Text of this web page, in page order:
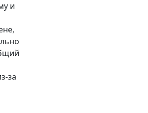
и
за